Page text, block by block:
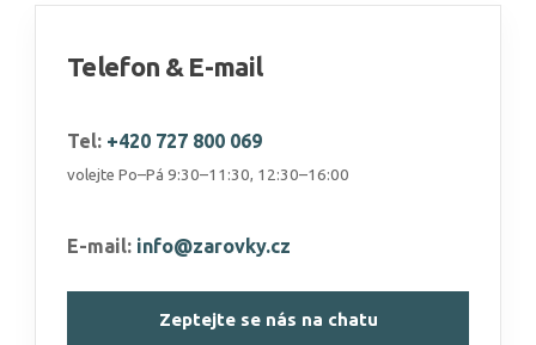
Telefon & E-mail
Tel: +420 727 800 069
volejte Po–Pá 9:30–11:30, 12:30–16:00
E-mail: info@zarovky.cz
Zeptejte se nás na chatu